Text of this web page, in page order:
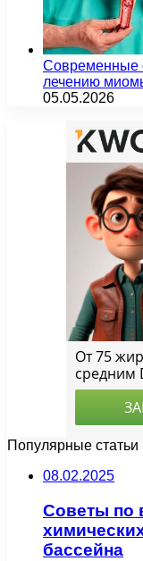
Современные
лечению
05.05.2026
Популярные статьи
08.02.2025
Советы по
бассейна